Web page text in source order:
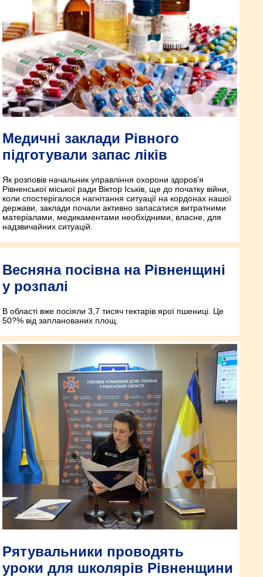
Медичні заклади Рівного
підготували запас ліків
Як розповів начальник управління охорони здоров’я
Рівненської міської ради Віктор Іськів, ще до початку війни,
коли спостерігалося нагнітання ситуації на кордонах нашої
держави, заклади почали активно запасатися витратними
матеріалами, медикаментами необхідними, власне, для
надзвичайних ситуацій.
Весняна посівна на Рівненщині
у розпалі
В області вже посіяли 3,7 тисяч гектарів ярої пшениці. Це
50?% від запланованих площ.
Рятувальники проводять
уроки для школярів Рівненщини